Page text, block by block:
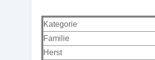
Kategorie
Familie
Herst